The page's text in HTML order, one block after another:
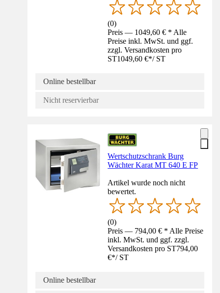
(0)
Preis — 1049,60 € * Alle
Preise inkl. MwSt. und ggf.
zzgl. Versandkosten pro
ST1049,60 €*/ ST
Online bestellbar
Nicht reservierbar
Wertschutzschrank Burg
Wächter Karat MT 640 E FP
Artikel wurde noch nicht
bewertet.
(0)
Preis — 794,00 € * Alle Preise
inkl. MwSt. und ggf. zzgl.
Versandkosten pro ST794,00
€*/ ST
Online bestellbar